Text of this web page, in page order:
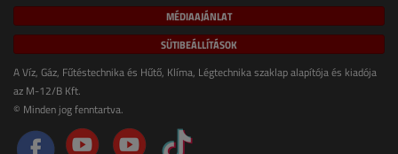
MÉDIAAJÁNLAT
SÜTIBEÁLLÍTÁSOK
A Víz, Gáz, Fűtéstechnika és Hűtő, Klíma, Légtechnika szaklap alapítója és kiadója
az M-12/B Kft.
© Minden jog fenntartva.